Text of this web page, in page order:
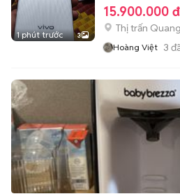
1 phút trước 3
15.900.000 đ
Thị trấn
Hoàng Việt 3